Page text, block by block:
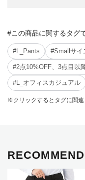
#この商品に関するタグ
#L_Pants #Smallサイ
#2点10%OFF、3点目以
#L_オフィスカジュアル
※クリックするとタグに関連
RECOMMEND